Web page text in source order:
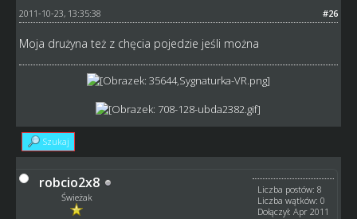
#26
2011-10-23, 13:35:38
Moja drużyna też z chęcia pojedzie jeśli można
Szukaj
robcio2x8
Świeżak
Liczba postów: 8
Liczba wątków: 0
Dołączył: Apr 2011